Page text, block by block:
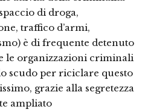
di droga,
traffico d’armi,
è di frequente detenuto
le organizzazioni criminali
scudo per riciclare questo
grazie alla segretezza
ampliato